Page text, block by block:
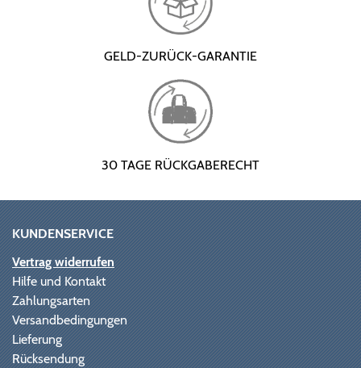
GELD-ZURÜCK-GARANTIE
30 TAGE RÜCKGABERECHT
KUNDENSERVICE
Vertrag widerrufen
Hilfe und Kontakt
Zahlungsarten
Versandbedingungen
Lieferung
Rücksendung